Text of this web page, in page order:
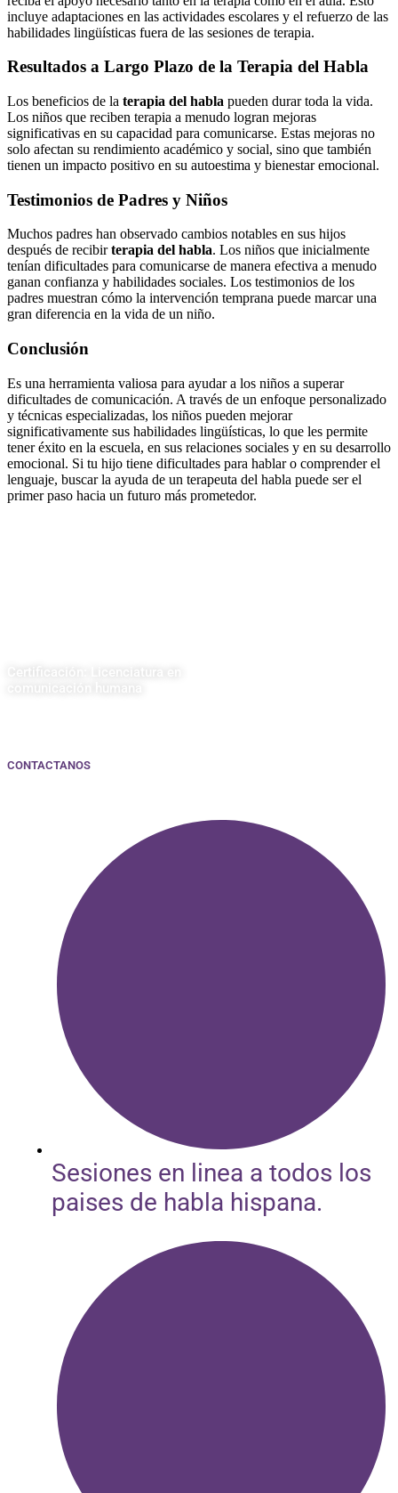
incluye adaptaciones en las actividades escolares y el refuerzo de las
habilidades lingüísticas fuera de las sesiones de terapia.
Resultados a Largo Plazo de la Terapia del Habla
Los beneficios de la terapia del habla pueden durar toda la vida.
Los niños que reciben terapia a menudo logran mejoras
significativas en su capacidad para comunicarse. Estas mejoras no
solo afectan su rendimiento académico y social, sino que también
tienen un impacto positivo en su autoestima y bienestar emocional.
Testimonios de Padres y Niños
Muchos padres han observado cambios notables en sus hijos
después de recibirterapia del habla. Los niños que inicialmente
tenían dificultades para comunicarse de manera efectiva a menudo
ganan confianza y habilidades sociales. Los testimonios de los
padres muestran cómo la intervención temprana puede marcar una
gran diferencia en la vida de un niño.
Conclusión
Es una herramienta valiosa para ayudar a los niños a superar
dificultades de comunicación. A través de un enfoque personalizado
y técnicas especializadas, los niños pueden mejorar
significativamente sus habilidades lingüísticas, lo que les permite
tener éxito en la escuela, en sus relaciones sociales y en su desarrollo
emocional. Si tu hijo tiene dificultades para hablar o comprender el
lenguaje, buscar la ayuda de un terapeuta del habla puede ser el
primer paso hacia un futuro más prometedor.
CONTACTANOS
Sesiones en linea a todos los
paises de habla hispana.